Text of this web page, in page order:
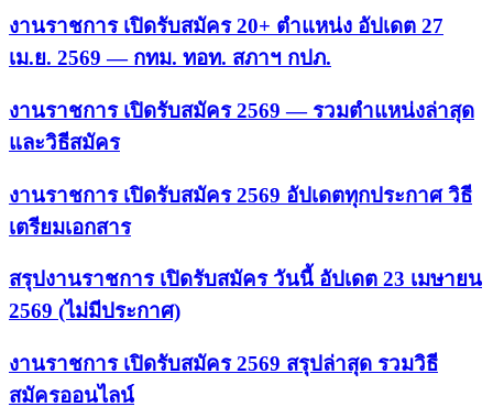
งานราชการ เปิดรับสมัคร 20+ ตำแหน่ง อัปเดต 27
เม.ย. 2569 — กทม. ทอท. สภาฯ กปภ.
งานราชการ เปิดรับสมัคร 2569 — รวมตำแหน่งล่าสุด
และวิธีสมัคร
งานราชการ เปิดรับสมัคร 2569 อัปเดตทุกประกาศ วิธี
เตรียมเอกสาร
สรุปงานราชการ เปิดรับสมัคร วันนี้ อัปเดต 23 เมษายน
2569 (ไม่มีประกาศ)
งานราชการ เปิดรับสมัคร 2569 สรุปล่าสุด รวมวิธี
สมัครออนไลน์